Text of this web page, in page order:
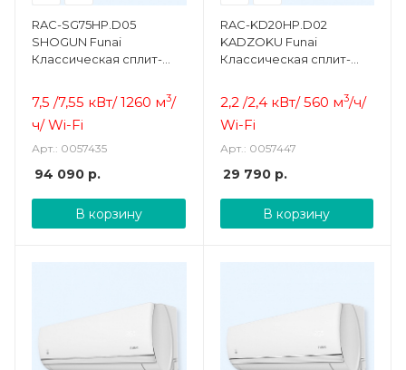
RAC-SG75HP.D05
SHOGUN Funai
Классическая сплит-
7,5 /7,55 кВт/ 1260 м3/
ч/ Wi-Fi
Арт.: 0057435
94 090 р.
В корзину
RAC-KD20HP.D02
KADZOKU Funai
Классическая сплит-
2,2 /2,4 кВт/ 560 м3/ч/
Wi-Fi
Арт.: 0057447
29 790р.
В корзину